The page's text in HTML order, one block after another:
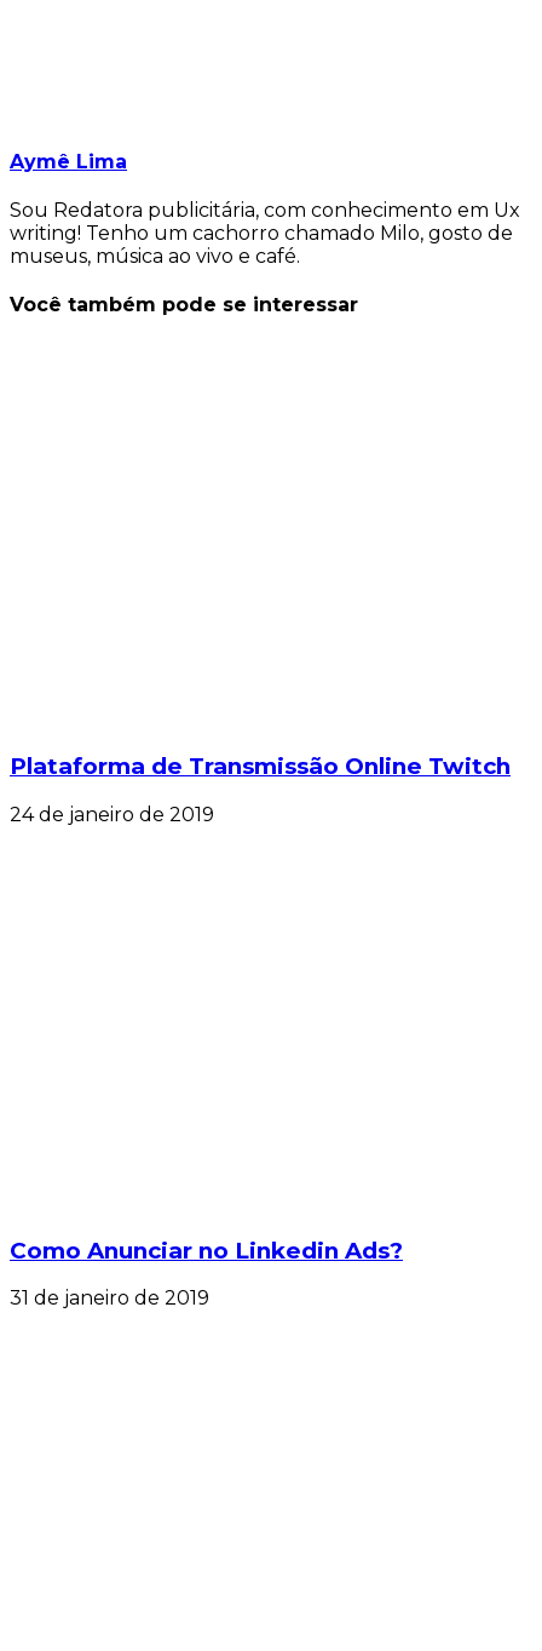
Aymê Lima
Sou Redatora publicitária, com conhecimento em Ux
writing! Tenho um cachorro chamado Milo, gosto de
museus, música ao vivo e café.
Você também pode se interessar
Plataforma de Transmissão Online Twitch
24 de janeiro de 2019
Como Anunciar no Linkedin Ads?
31 de janeiro de 2019